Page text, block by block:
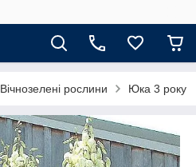
Вічнозелені рослини Юка 3 року